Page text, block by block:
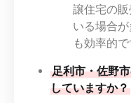
譲住宅の
いる場合
も効率的で
足利市・佐野
していますか？